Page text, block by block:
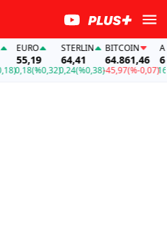
EURO
55,19
0,18(%0,32)
STERLIN
64,41
0,24(%0,38)
BITCOIN
64.861,46
-45,97(%-0,07)